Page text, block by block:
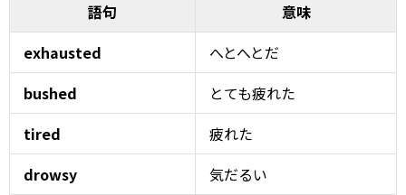
語句
意味
exhausted
へとへとだ
bushed
とても疲れた
tired
疲れた
drowsy
気だるい